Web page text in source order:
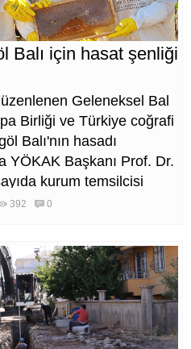
Balı için hasat şenliği
Geleneksel Bal
Birliği ve Türkiye coğrafi
Balı'nın hasadı
YÖKAK Başkanı Prof. Dr.
kurum temsilcisi
392 0